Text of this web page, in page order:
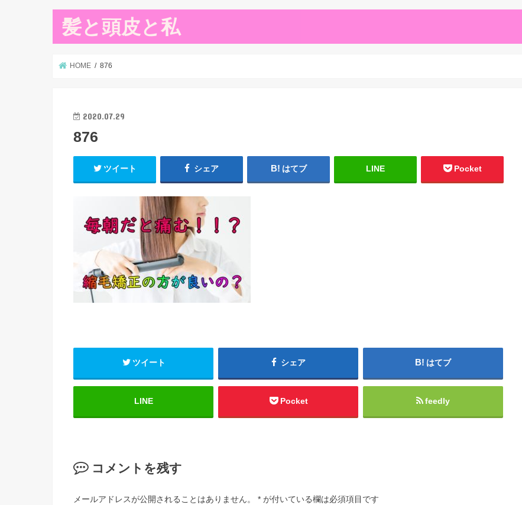
髪と頭皮と私
HOME 876
2020.07.29
876
ツイート シェア はてブ LINE Pocket
ツイート シェア はてブ
LINE Pocket feedly
コメントを残す
メールアドレスが公開されることはありません。 * が付いている欄は必須項目です